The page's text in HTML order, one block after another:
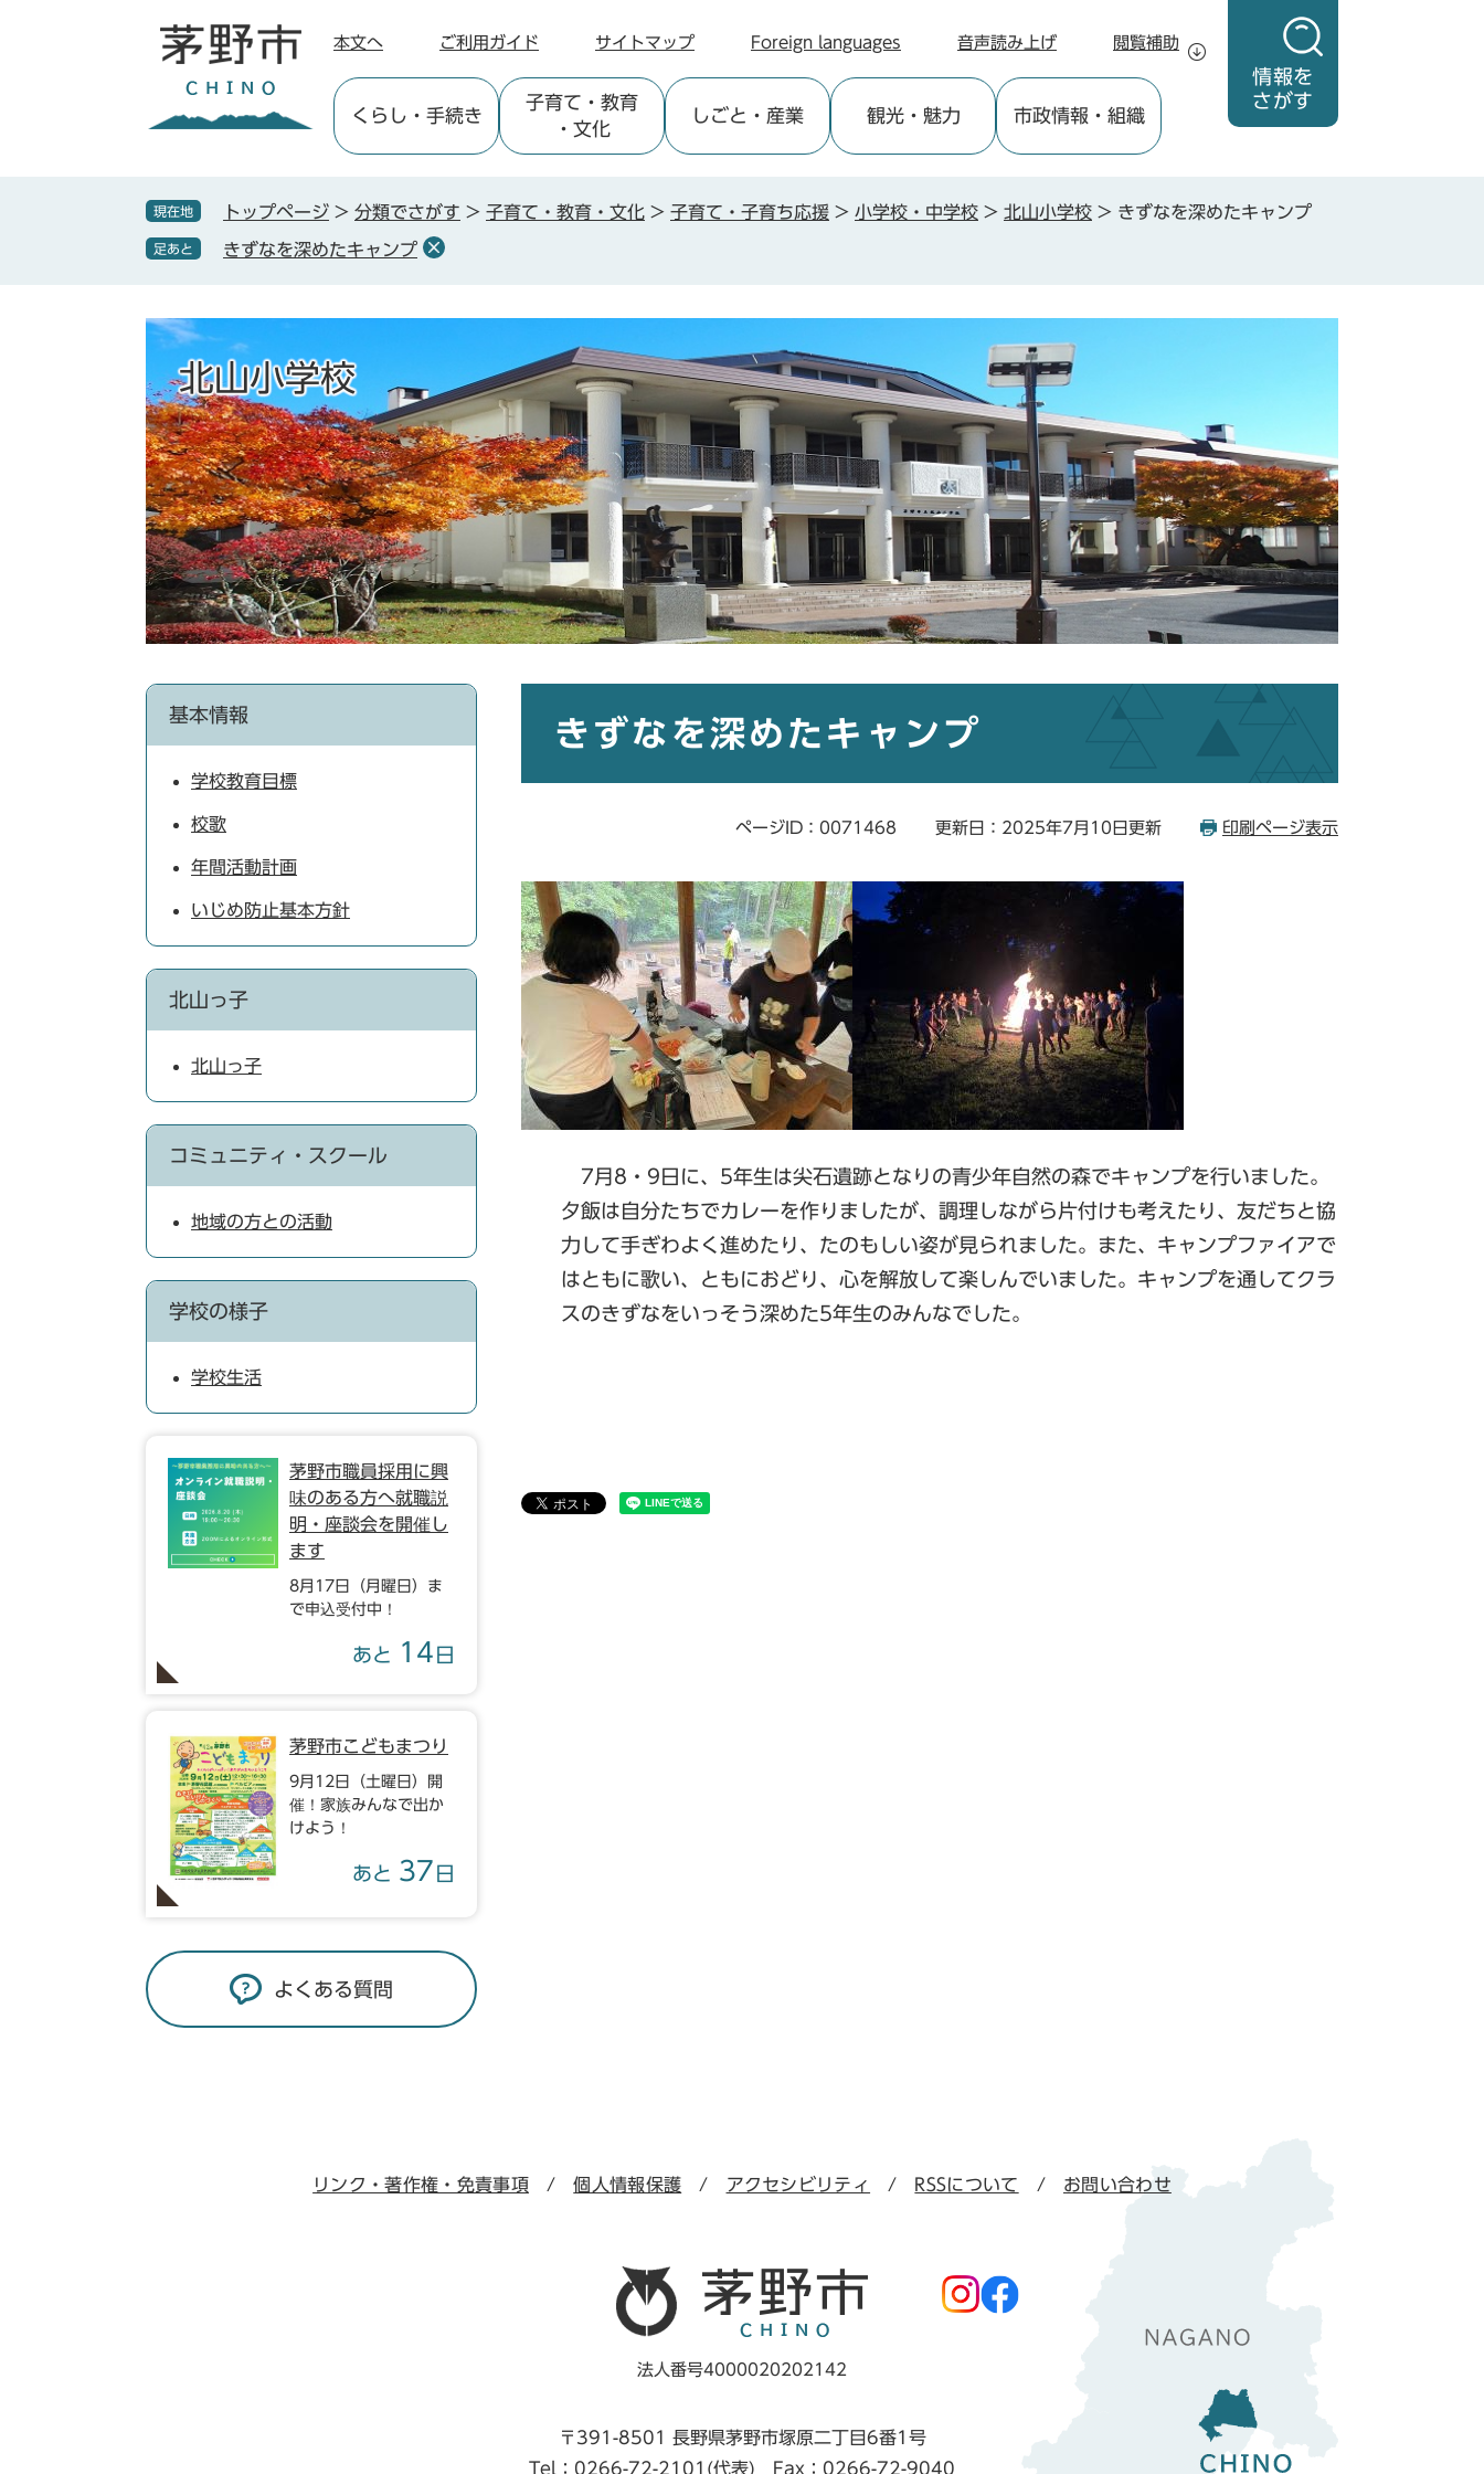
情報を
さがす
本文へ ご利用ガイド サイトマップ Foreign languages 音声読み上げ 閲覧補助
くらし ・手続き
子育て ・教育
・文化
しごと ・産業 観光・魅力 市政情報 ・組織
現在地 トップページ > 分類でさがす > 子育て・教育・文化 > 子育て・子育ち応援 > 小学校・中学校 > 北山小学校 > きずなを深めたキャンプ
足あと きずなを深めたキャンプ
北山小学校
きずなを深めたキャンプ
ページID：0071468 更新日：2025年7月10日更新 印刷ページ表示
7月8・9日に、5年生は尖石遺跡となりの青少年自然の森でキャンプを行いました。
夕飯は自分たちでカレーを作りましたが、調理しながら片付けも考えたり、友だちと協
力して手ぎわよく進めたり、たのもしい姿が見られました。また、キャンプファイアで
はともに歌い、ともにおどり、心を解放して楽しんでいました。キャンプを通してクラ
スのきずなをいっそう深めた5年生のみんなでした。
基本情報
学校教育目標
校歌
年間活動計画
いじめ防止基本方針
北山っ子
北山っ子
コミュニティ・スクール
地域の方との活動
学校の様子
学校生活
茅野市職員採用に興
味のある方へ就職説
明・座談会を開催し
ます
8月17日（月曜日）ま
で申込受付中！
あと 14 日
茅野市こどもまつり
9月12日（土曜日）開
催！家族みんなで出か
けよう！
あと 37 日
よくある質問
リンク・著作権・免責事項 個人情報保護 アクセシビリティ RSSについて お問い合わせ
法人番号4000020202142
〒391-8501 長野県茅野市塚原二丁目6番1号
Tel：0266-72-2101(代表) Fax：0266-72-9040